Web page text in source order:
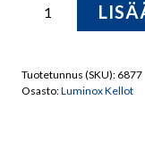
Atacama
Rannekello
Tuotetunnus (SKU): 6877
Osasto:Luminox Kellot